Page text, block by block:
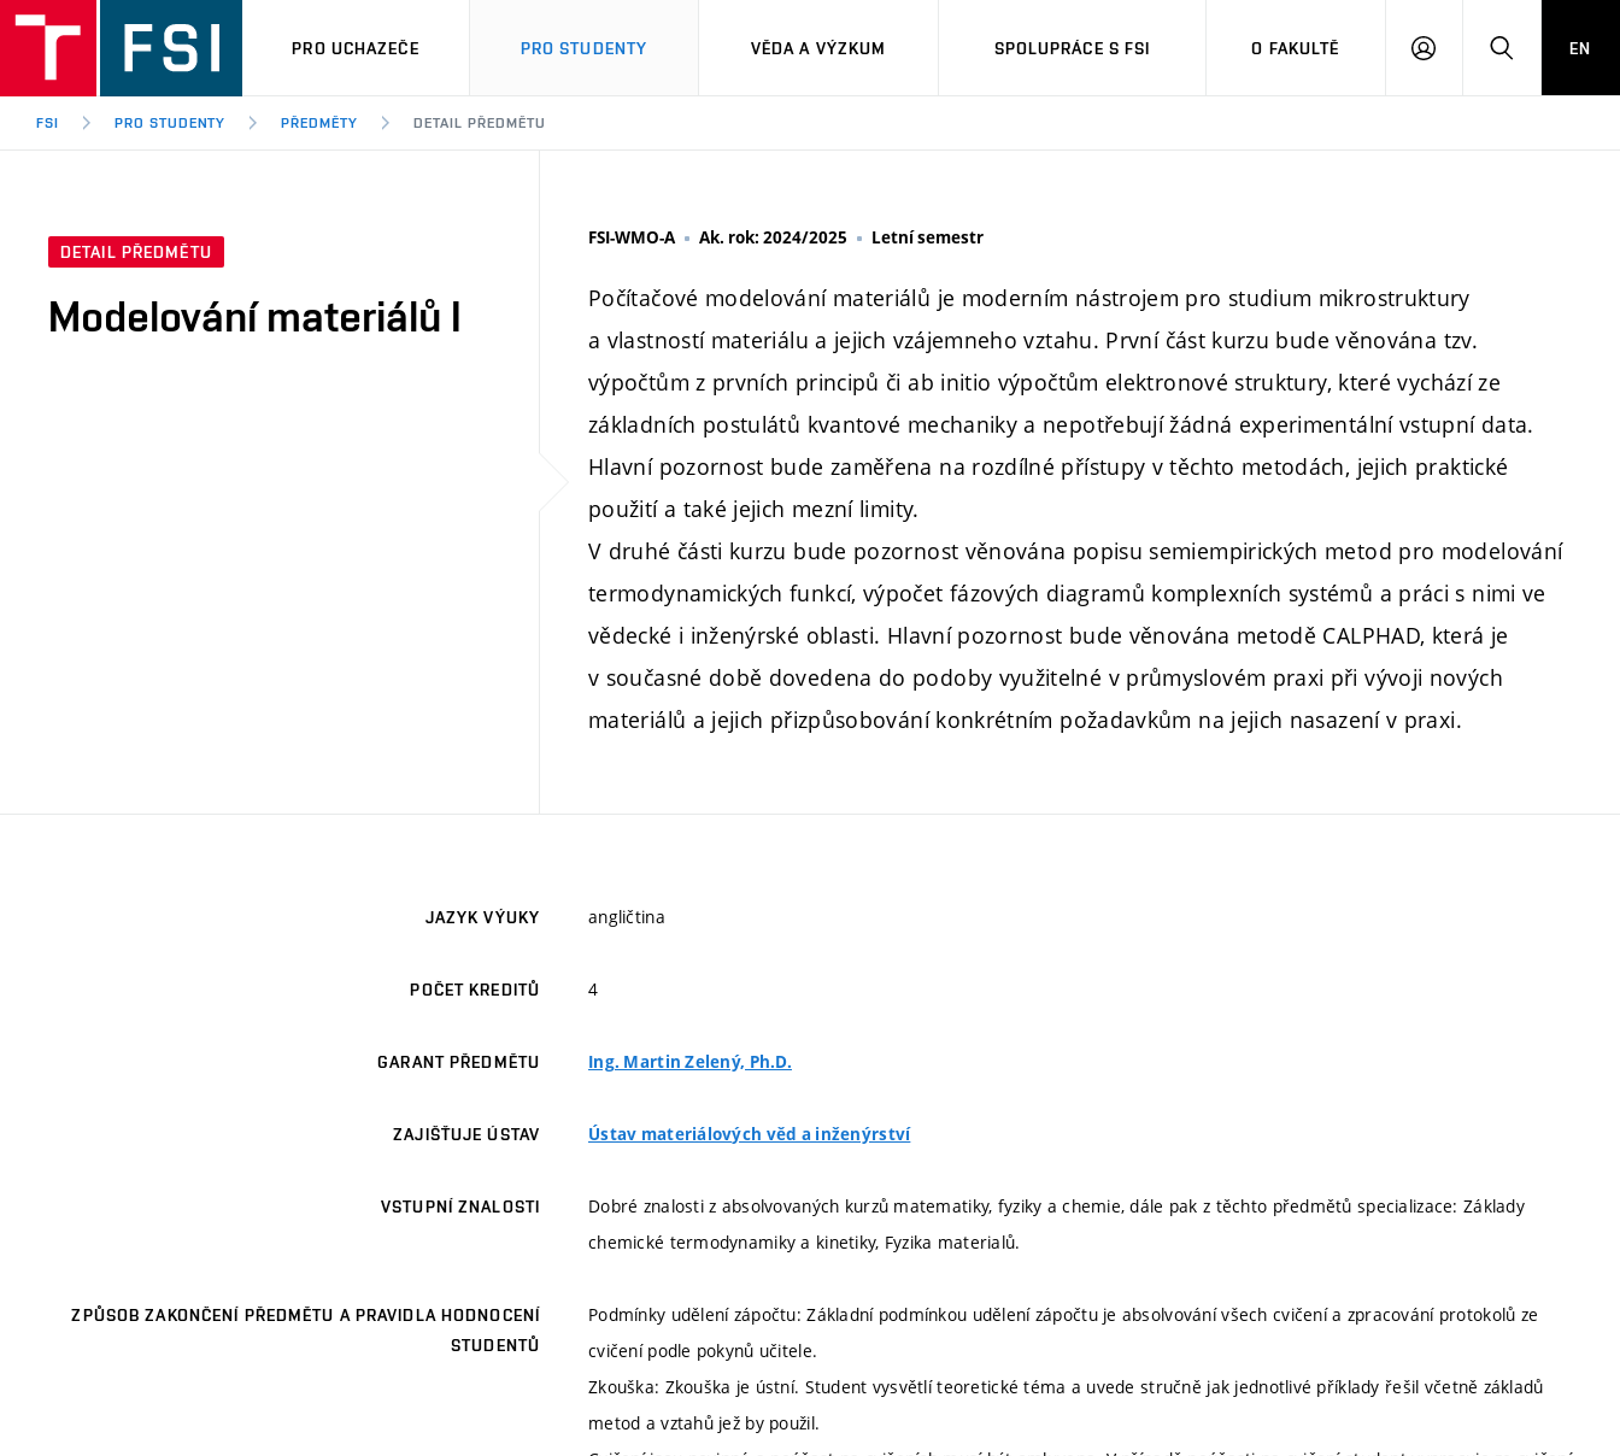
PRO UCHAZEČE PRO STUDENTY VĚDA A VÝZKUM SPOLUPRÁCE S FSI O FAKULTĚ
PŘIHLÁŠENÍHLEDAT
EN
FSI PRO STUDENTY PŘEDMĚTY DETAIL PŘEDMĚTU
DETAIL PŘEDMĚTU
Modelování materiálů I
FSI-WMO-A Ak. rok: 2024/2025 Letní semestr
Počítačové modelování materiálů je moderním nástrojem pro studium mikrostruktury
a vlastností materiálu a jejich vzájemneho vztahu. První část kurzu bude věnována tzv.
výpočtům z prvních principů či ab initio výpočtům elektronové struktury, které vychází ze
základních postulátů kvantové mechaniky a nepotřebují žádná experimentální vstupní data.
Hlavní pozornost bude zaměřena na rozdílné přístupy v těchto metodách, jejich praktické
použití a také jejich mezní limity.
V druhé části kurzu bude pozornost věnována popisu semiempirických metod pro modelování
termodynamických funkcí, výpočet fázových diagramů komplexních systémů a práci s nimi ve
vědecké i inženýrské oblasti. Hlavní pozornost bude věnována metodě CALPHAD, která je
v současné době dovedena do podoby využitelné v průmyslovém praxi při vývoji nových
materiálů a jejich přizpůsobování konkrétním požadavkům na jejich nasazení v praxi.
JAZYK VÝUKY angličtina
POČET KREDITŮ 4
GARANT PŘEDMĚTU Ing. Martin Zelený, Ph.D.
ZAJIŠŤUJE ÚSTAV Ústav materiálových věd a inženýrství
VSTUPNÍ ZNALOSTI
Dobré znalosti z absolvovaných kurzů matematiky, fyziky a chemie, dále pak z těchto předmětů specializace: Základy
chemické termodynamiky a kinetiky, Fyzika materialů.
ZPŮSOB ZAKONČENÍ PŘEDMĚTU A PRAVIDLA HODNOCENÍ
STUDENTŮ
Podmínky udělení zápočtu: Základní podmínkou udělení zápočtu je absolvování všech cvičení a zpracování protokolů ze
cvičení podle pokynů učitele.
Zkouška: Zkouška je ústní. Student vysvětlí teoretické téma a uvede stručně jak jednotlivé příklady řešil včetně základů
metod a vztahů jež by použil.